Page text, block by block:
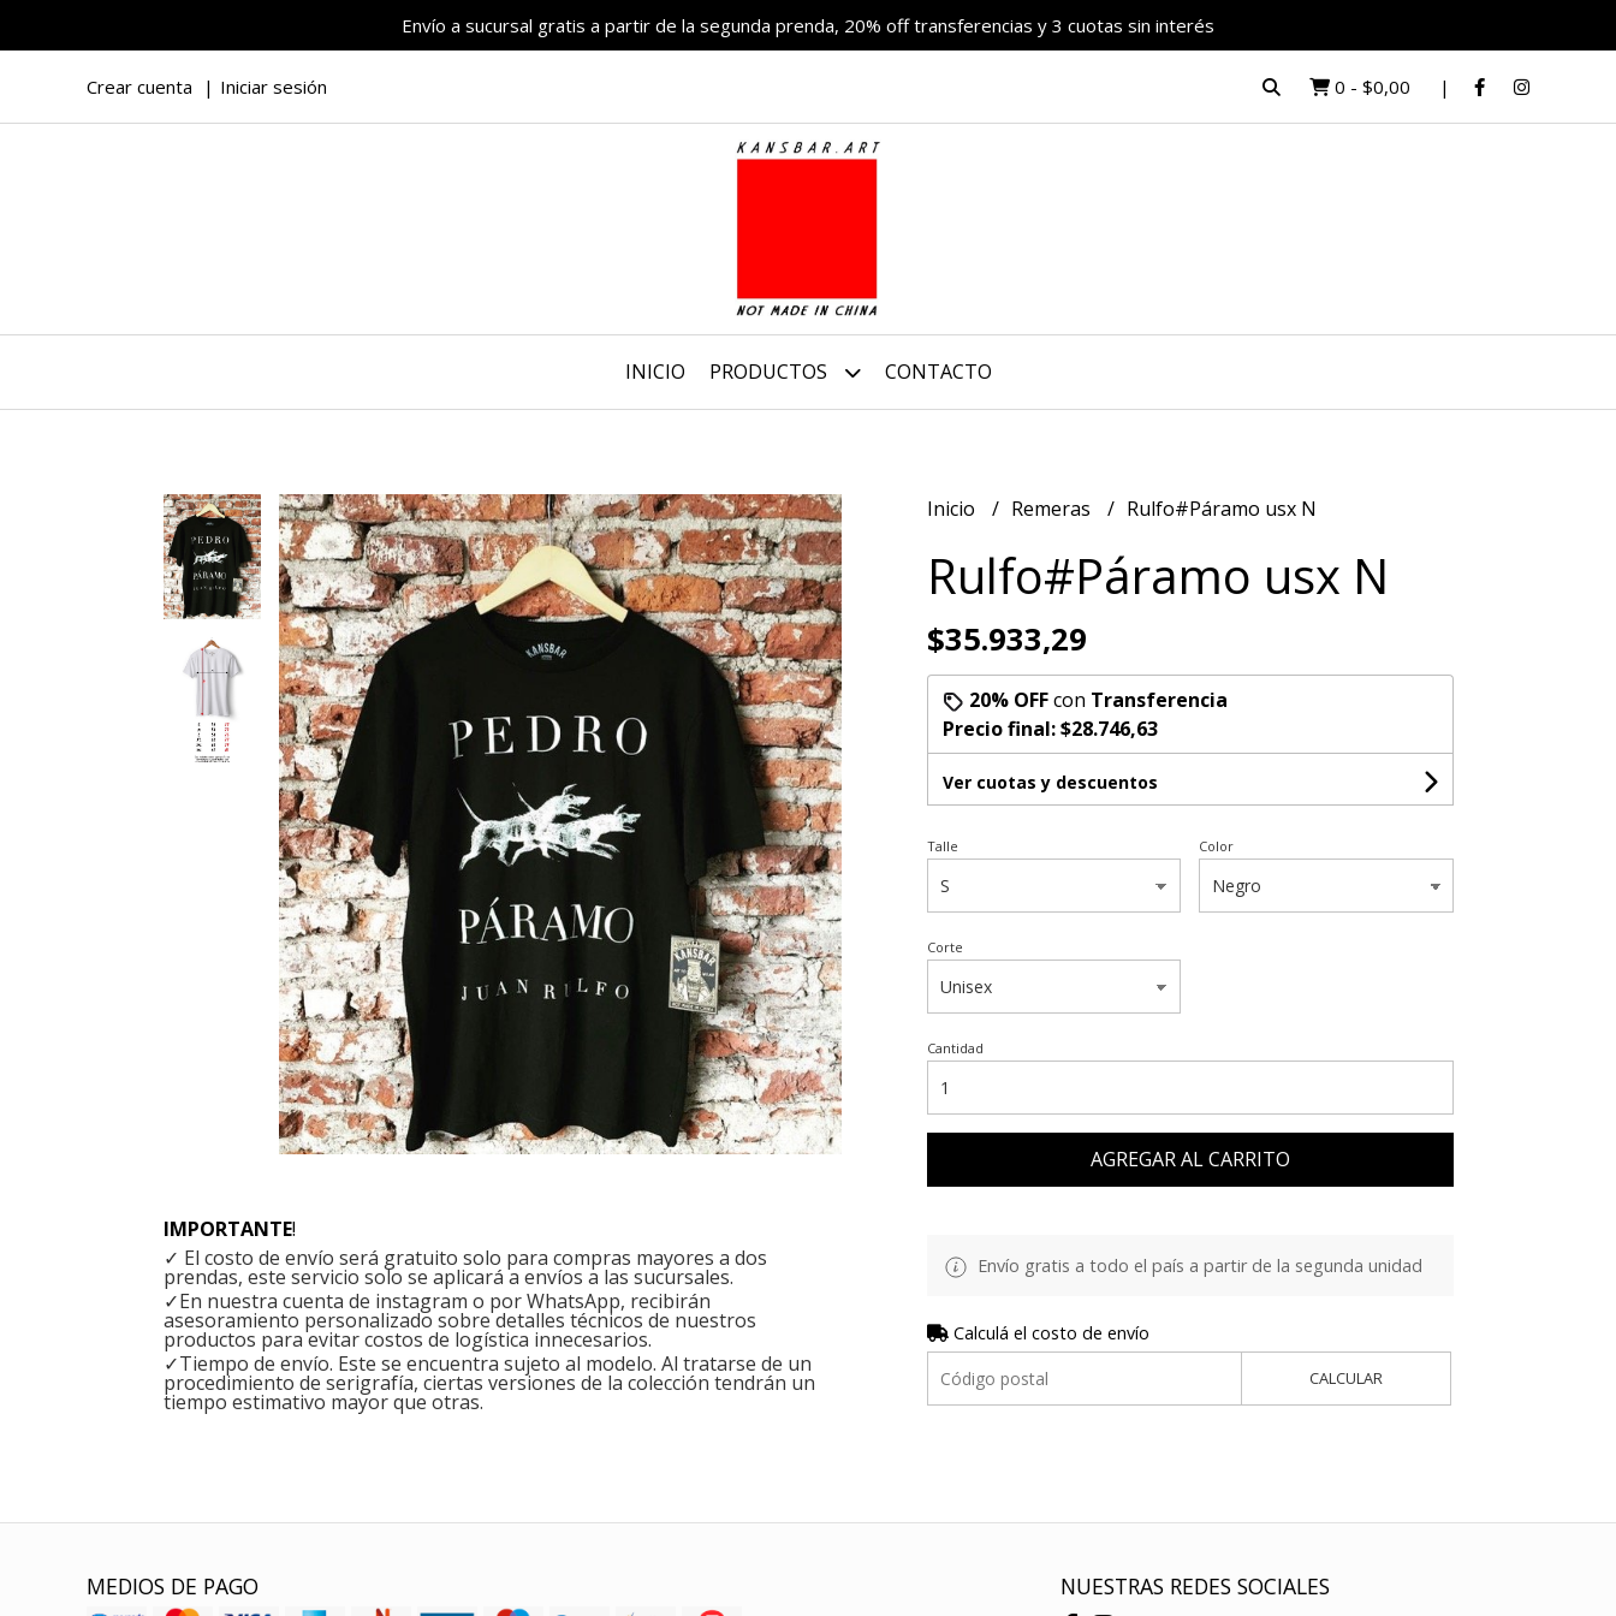
Envío a sucursal gratis a partir de la segunda prenda, 20% off transferencias y 3 cuotas sin interés
Crear cuenta Iniciar sesión 0 - $0,00
INICIO PRODUCTOS CONTACTO
IMPORTANTE!
✓ El costo de envío será gratuito solo para compras mayores a dos
prendas, este servicio solo se aplicará a envíos a las sucursales.
✓En nuestra cuenta de instagram o por WhatsApp, recibirán
asesoramiento personalizado sobre detalles técnicos de nuestros
productos para evitar costos de logística innecesarios.
✓Tiempo de envío. Este se encuentra sujeto al modelo. Al tratarse de un
procedimiento de serigrafía, ciertas versiones de la colección tendrán un
tiempo estimativo mayor que otras.
Inicio Remeras Rulfo#Páramo usx N
Rulfo#Páramo usx N
$35.933,29
20% OFFcon Transferencia
Precio final:$28.746,63
Ver cuotas y descuentos
Talle Color
Corte
Cantidad
AGREGAR AL CARRITO
Envío gratis a todo el país a partir de la segunda unidad
Calculá el costo de envío
CALCULAR
MEDIOS DE PAGO NUESTRAS REDES SOCIALES